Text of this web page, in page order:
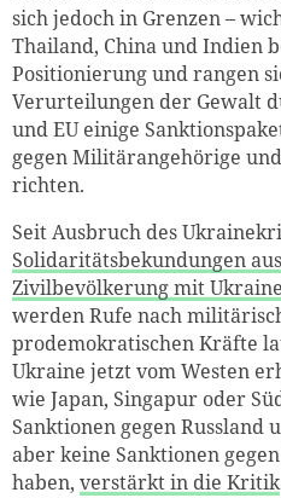
sich jedoch in Grenzen –
Thailand, China und Indien
Positionierung und rangen
Verurteilungen der Gewalt
und EU einige
gegen Militärangehörige
richten.
Seit Ausbruch des
Solidaritätsbekundungen
Zivilbevölkerung mit
werden Rufe nach
prodemokratischen Kräfte
Ukraine jetzt vom Westen
wie Japan, Singapur oder
Sanktionen gegen Russland
aber keine Sanktionen
haben, verstärkt in die Kritik